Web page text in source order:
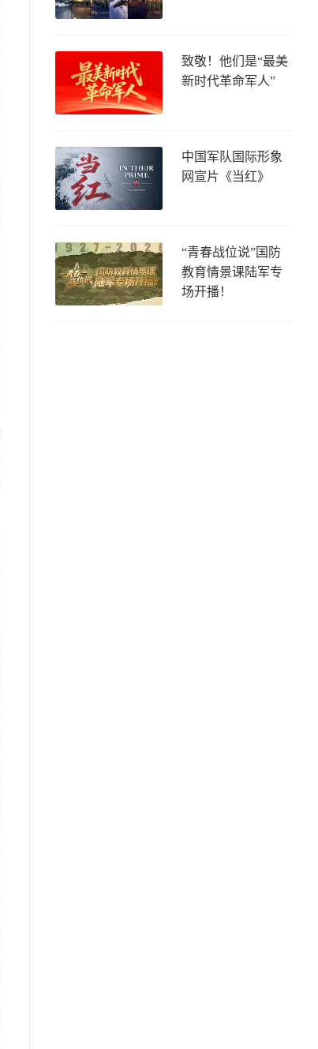
致敬！他们是“最美
新时代革命军人”
中国军队国际形象
网宣片《当红》
“青春战位说”国防
教育情景课陆军专
场开播！